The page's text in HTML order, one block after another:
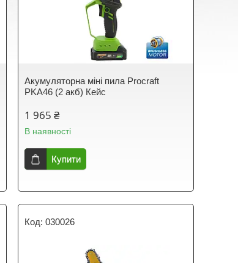
Акумуляторна міні пила Procraft
PKA46 (2 акб) Кейс
1 965 ₴
В наявності
Купити
030026